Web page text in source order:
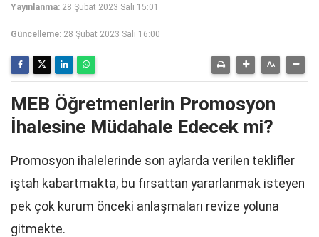
Yayınlanma: 28 Şubat 2023 Salı 15:01
Güncelleme: 28 Şubat 2023 Salı 16:00
MEB Öğretmenlerin Promosyon
İhalesine Müdahale Edecek mi?
Promosyon ihalelerinde son aylarda verilen teklifler
iştah kabartmakta, bu fırsattan yararlanmak isteyen
pek çok kurum önceki anlaşmaları revize yoluna
gitmekte.